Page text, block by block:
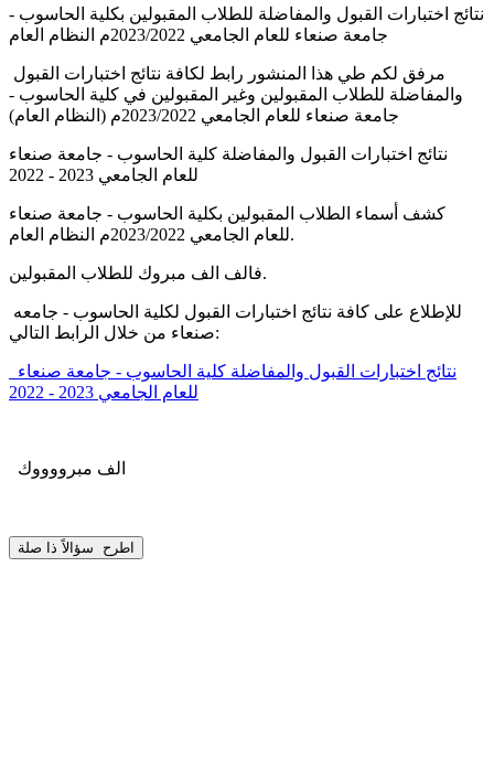
نتائج اختبارات القبول والمفاضلة للطلاب المقبولين بكلية الحاسوب -
جامعة صنعاء للعام الجامعي 2023/2022م النظام العام
والمفاضلة للطلاب المقبولين وغير المقبولين في كلية الحاسوب -
جامعة صنعاء للعام الجامعي 2023/2022م (النظام العام)
نتائج اختبارات القبول والمفاضلة كلية الحاسوب - جامعة صنعاء
للعام الجامعي 2023 - 2022
كشف أسماء الطلاب المقبولين بكلية الحاسوب - جامعة صنعاء
للعام الجامعي 2023/2022م النظام العام.
فالف الف مبروك للطلاب المقبولين.
صنعاء من خلال الرابط التالي:
للعام الجامعي 2023 - 2022
الف مبرووووك